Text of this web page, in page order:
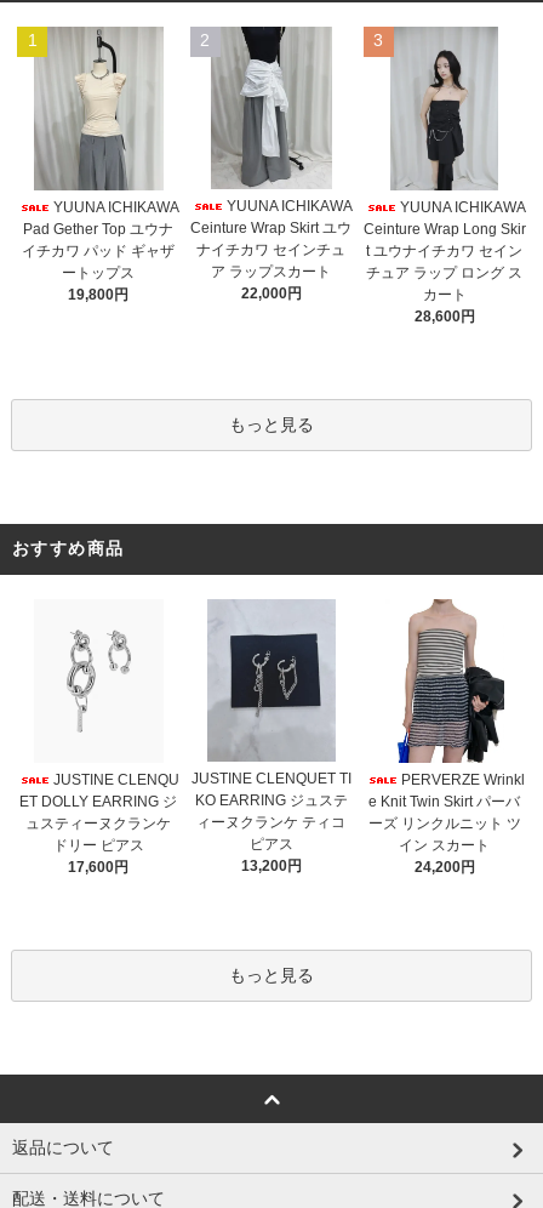
1
YUUNA ICHIKAWA
Pad Gether Top ユウナ
イチカワ パッド ギャザ
ートップス
19,800円
2
YUUNA ICHIKAWA
Ceinture Wrap Skirt ユウ
ナイチカワ セインチュ
ア ラップスカート
22,000円
3
YUUNA ICHIKAWA
Ceinture Wrap Long Skir
t ユウナイチカワ セイン
チュア ラップ ロング ス
カート
28,600円
もっと見る
おすすめ商品
JUSTINE CLENQU
ET DOLLY EARRING ジ
ュスティーヌクランケ
ドリー ピアス
17,600円
JUSTINE CLENQUET TI
KO EARRING ジュステ
ィーヌクランケ ティコ
ピアス
13,200円
PERVERZE Wrinkl
e Knit Twin Skirt パーバ
ーズ リンクルニット ツ
イン スカート
24,200円
もっと見る
返品について
配送・送料について